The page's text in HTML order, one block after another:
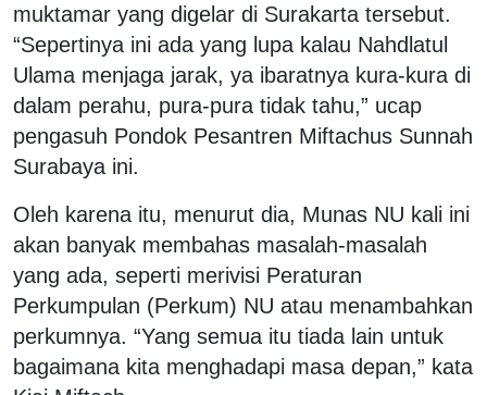
muktamar yang digelar di Surakarta tersebut.
“Sepertinya ini ada yang lupa kalau Nahdlatul
Ulama menjaga jarak, ya ibaratnya kura-kura di
dalam perahu, pura-pura tidak tahu,” ucap
pengasuh Pondok Pesantren Miftachus Sunnah
Surabaya ini.
Oleh karena itu, menurut dia, Munas NU kali ini
akan banyak membahas masalah-masalah
yang ada, seperti merivisi Peraturan
Perkumpulan (Perkum) NU atau menambahkan
perkumnya. “Yang semua itu tiada lain untuk
bagaimana kita menghadapi masa depan,” kata